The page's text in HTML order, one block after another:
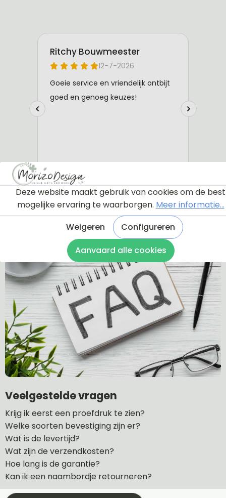
Veelgestelde vragen
Krijg ik eerst een proefdruk te zien?
Welke soorten bevestiging zijn er?
Wat is de levertijd?
Wat zijn de verzendkosten?
Hoe lang is de garantie?
Kan ik een naambordje retourneren?
Deze website maakt gebruik van cookies om de best
mogelijke ervaring te waarborgen. Meer informatie...
Weigeren
Configureren
Aanvaard alle cookies